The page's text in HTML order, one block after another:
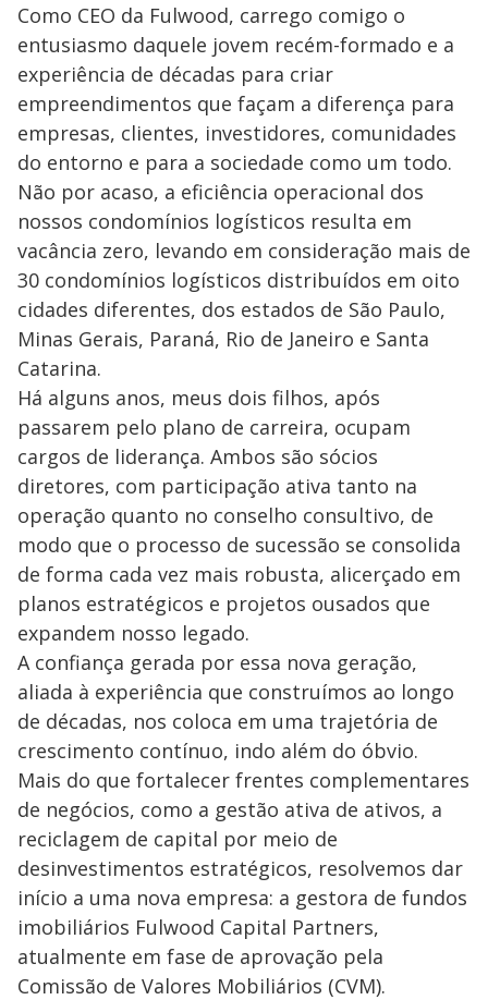
Como CEO da Fulwood, carrego comigo o
entusiasmo daquele jovem recém-formado e a
experiência de décadas para criar
empreendimentos que façam a diferença para
empresas, clientes, investidores, comunidades
do entorno e para a sociedade como um todo.
Não por acaso, a eficiência operacional dos
nossos condomínios logísticos resulta em
vacância zero, levando em consideração mais de
30 condomínios logísticos distribuídos em oito
cidades diferentes, dos estados de São Paulo,
Minas Gerais, Paraná, Rio de Janeiro e Santa
Catarina.
Há alguns anos, meus dois filhos, após
passarem pelo plano de carreira, ocupam
cargos de liderança. Ambos são sócios
diretores, com participação ativa tanto na
operação quanto no conselho consultivo, de
modo que o processo de sucessão se consolida
de forma cada vez mais robusta, alicerçado em
planos estratégicos e projetos ousados que
expandem nosso legado.
A confiança gerada por essa nova geração,
aliada à experiência que construímos ao longo
de décadas, nos coloca em uma trajetória de
crescimento contínuo, indo além do óbvio.
Mais do que fortalecer frentes complementares
de negócios, como a gestão ativa de ativos, a
reciclagem de capital por meio de
desinvestimentos estratégicos, resolvemos dar
início a uma nova empresa: a gestora de fundos
imobiliários Fulwood Capital Partners,
atualmente em fase de aprovação pela
Comissão de Valores Mobiliários (CVM).